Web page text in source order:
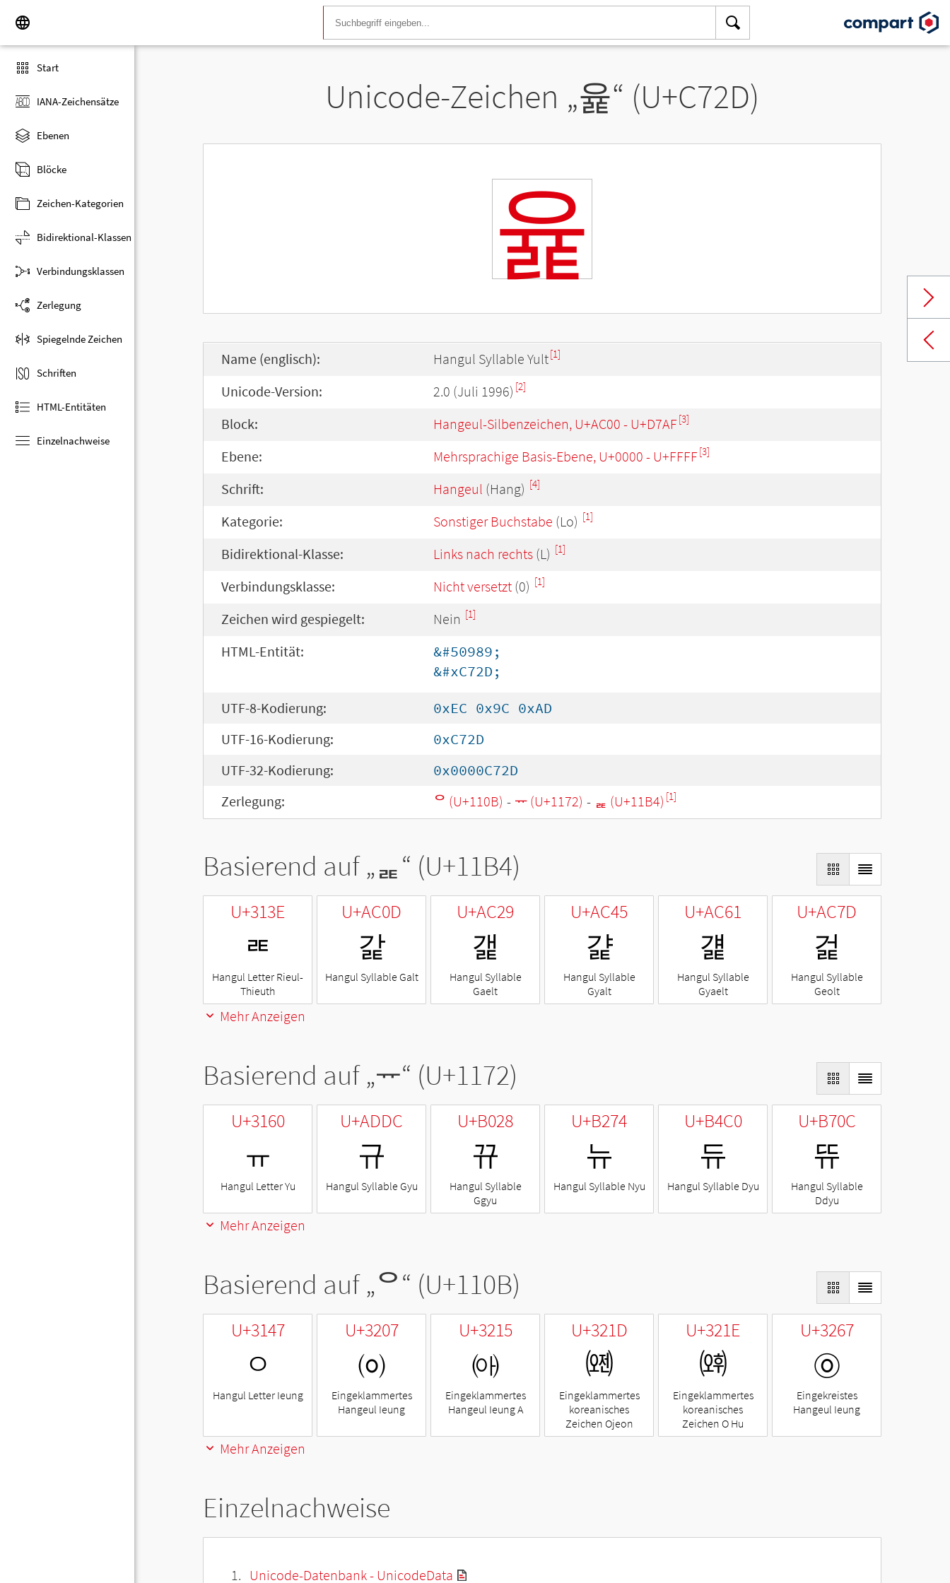
Start
IANA-Zeichensätze
Ebenen
Blöcke
Zeichen-Kategorien
Bidirektional-Klassen
Verbindungsklassen
Zerlegung
Spiegelnde Zeichen
Schriften
HTML-Entitäten
Einzelnachweise
Unicode-Zeichen „윭“ (U+C72D)
윭
Name (englisch): Hangul Syllable Yult[1]
Unicode-Version: 2.0 (Juli 1996) [2]
Block: Hangeul-Silbenzeichen, U+AC00 - U+D7AF[3]
Ebene: Mehrsprachige Basis-Ebene, U+0000 - U+FFFF[3]
Schrift: Hangeul (Hang) [4]
Kategorie: Sonstiger Buchstabe (Lo) [1]
Bidirektional-Klasse: Links nach rechts (L) [1]
Verbindungsklasse: Nicht versetzt (0) [1]
Zeichen wird gespiegelt: Nein [1]
HTML-Entität:
&#50989;
&#xC72D;
UTF-8-Kodierung:
0xEC 0x9C 0xAD
UTF-16-Kodierung:
0xC72D
UTF-32-Kodierung:
0x0000C72D
Zerlegung:
ᄋ (U+110B) - ᅲ (U+1172) - ᆴ (U+11B4) [1]
Basierend auf „ᆴ“ (U+11B4)
U+313E
ㄾ
Hangul Letter Rieul-
Thieuth
U+AC0D
갍
Hangul Syllable Galt
U+AC29
갩
Hangul Syllable
Gaelt
U+AC45
걅
Hangul Syllable
Gyalt
U+AC61
걡
Hangul Syllable
Gyaelt
U+AC7D
걽
Hangul Syllable
Geolt
Mehr Anzeigen
Basierend auf „ᅲ“ (U+1172)
U+3160
ㅠ
Hangul Letter Yu
U+ADDC
규
Hangul Syllable Gyu
U+B028
뀨
Hangul Syllable
Ggyu
U+B274
뉴
Hangul Syllable Nyu
U+B4C0
듀
Hangul Syllable Dyu
U+B70C
뜌
Hangul Syllable
Ddyu
Mehr Anzeigen
Basierend auf „ᄋ“ (U+110B)
U+3147
ㅇ
Hangul Letter Ieung
U+3207
㈇
Eingeklammertes
Hangeul Ieung
U+3215
㈕
Eingeklammertes
Hangeul Ieung A
U+321D
㈝
Eingeklammertes
koreanisches
Zeichen Ojeon
U+321E
㈞
Eingeklammertes
koreanisches
Zeichen O Hu
U+3267
㉧
Eingekreistes
Hangeul Ieung
Mehr Anzeigen
Einzelnachweise
Unicode-Datenbank - UnicodeData